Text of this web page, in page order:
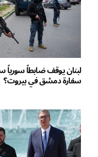
لبنان يوقف ضابطاً سورياً
سفارة دمشق في بيروت؟